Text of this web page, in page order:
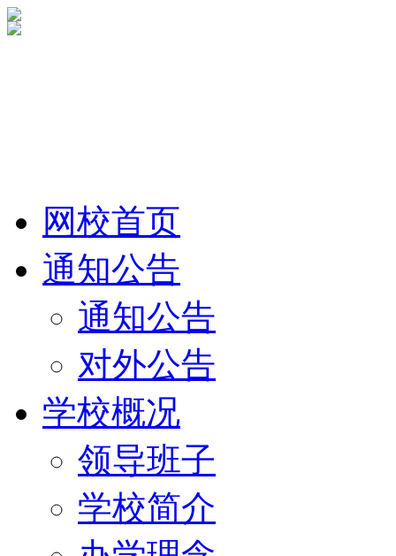
网校首页
通知公告
通知公告
对外公告
学校概况
领导班子
学校简介